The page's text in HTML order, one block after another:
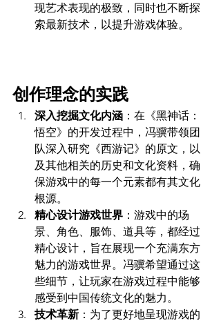
现艺术表现的极致，同时也不断探
索最新技术，以提升游戏体验。
创作理念的实践
深入挖掘文化内涵 ：在《黑神话：
悟空》的开发过程中，冯骥带领团
队深入研究《西游记》的原文，以
及其他相关的历史和文化资料，确
保游戏中的每一个元素都有其文化
根源。
精心设计游戏世界 ：游戏中的场
景、角色、服饰、道具等，都经过
精心设计，旨在展现一个充满东方
魅力的游戏世界。冯骥希望通过这
些细节，让玩家在游戏过程中能够
感受到中国传统文化的魅力。
技术革新 ：为了更好地呈现游戏的